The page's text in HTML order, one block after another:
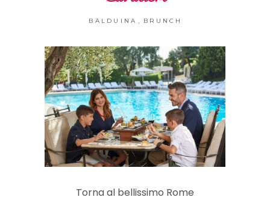
BALDUINA BRUNCH
Torna al bellissimo Rome